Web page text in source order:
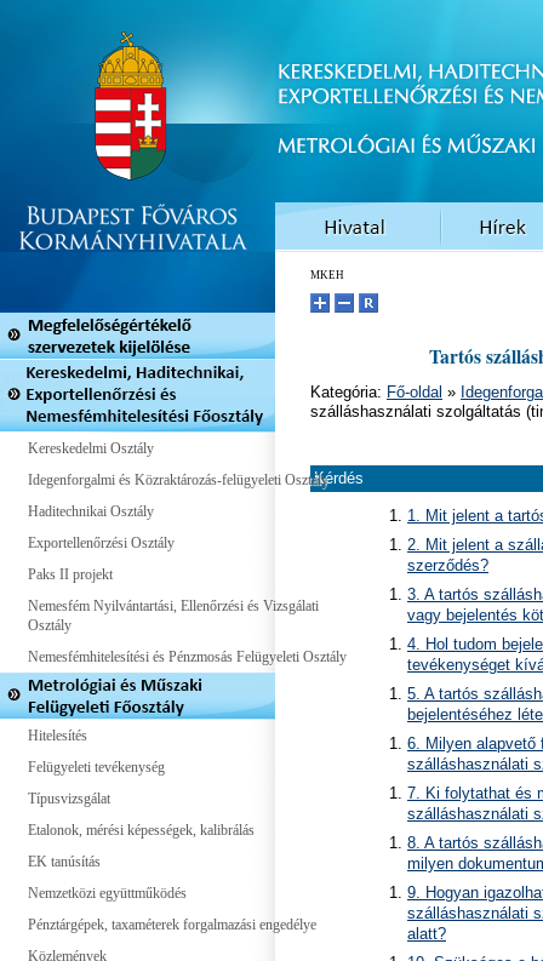
Kereskedelmi Osztály
Idegenforgalmi és Közraktározás-felügyeleti Osztály
Haditechnikai Osztály
Exportellenőrzési Osztály
Paks II projekt
Nemesfém Nyilvántartási, Ellenőrzési és Vizsgálati
Osztály
Nemesfémhitelesítési és Pénzmosás Felügyeleti Osztály
Hitelesítés
Felügyeleti tevékenység
Típusvizsgálat
Etalonok, mérési képességek, kalibrálás
EK tanúsítás
Nemzetközi együttműködés
Pénztárgépek, taxaméterek forgalmazási engedélye
Közlemények
MKEH
Tartós
Kategória: Fő-oldal »
szálláshasználati szolgáltatás
Kérdés
1. Mit jelent a
2. Mit jelent a
szerződés?
3. A tartós
vagy bejelentés
4. Hol tudom
tevékenységet
5. A tartós
bejelentéséhez
6. Milyen alapvető
szálláshasználati
7. Ki folytathat és
szálláshasználati
8. A tartós
milyen
9. Hogyan
szálláshasználati
alatt?